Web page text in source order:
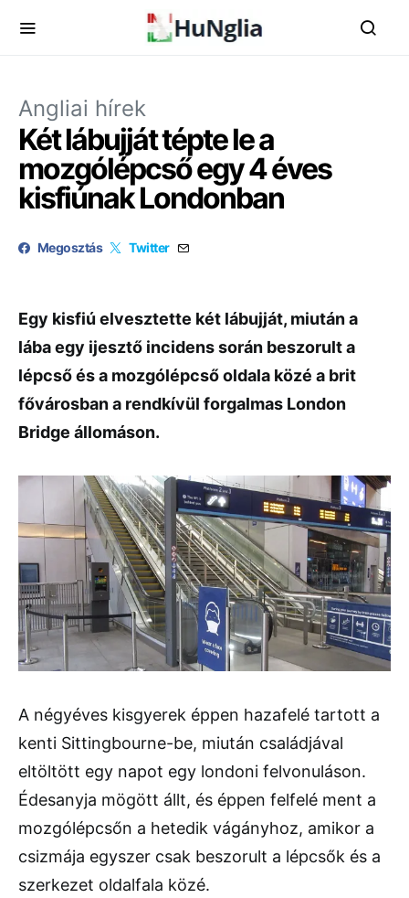
Angliai hírek
Két lábujját tépte le a
mozgólépcső egy 4 éves
kisfiúnak Londonban
Megosztás Twitter
Egy kisfiú elvesztette két lábujját, miután a
lába egy ijesztő incidens során beszorult a
lépcső és a mozgólépcső oldala közé a brit
fővárosban a rendkívül forgalmas London
Bridge állomáson.
A négyéves kisgyerek éppen hazafelé tartott a
kenti Sittingbourne-be, miután családjával
eltöltött egy napot egy londoni felvonuláson.
Édesanyja mögött állt, és éppen felfelé ment a
mozgólépcsőn a hetedik vágányhoz, amikor a
csizmája egyszer csak beszorult a lépcsők és a
szerkezet oldalfala közé.